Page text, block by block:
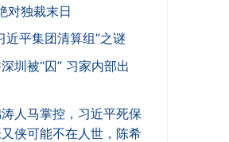
对独裁末日
近平集团清算组”之谜
圳被“囚” 习家内部出
人马掌控，习近平死保
侠可能不在人世，陈希